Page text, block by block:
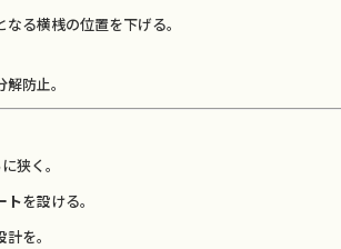
る横桟の位置を下げる。
解防止。
狭く。
トを設ける。
を。